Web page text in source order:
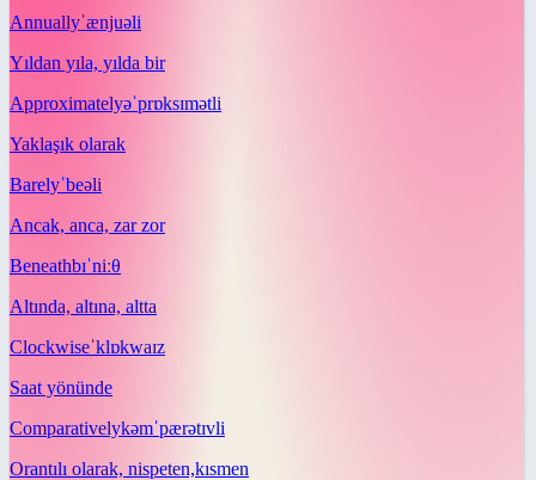
Annuallyˈænjuəli
Yıldan yıla, yılda bir
Approximatelyəˈprɒksɪmətli
Yaklaşık olarak
Barelyˈbeəli
Ancak, anca, zar zor
Beneathbɪˈniːθ
Altında, altına, altta
Clockwiseˈklɒkwaɪz
Saat yönünde
Comparativelykəmˈpærətɪvli
Orantılı olarak, nispeten,kısmen